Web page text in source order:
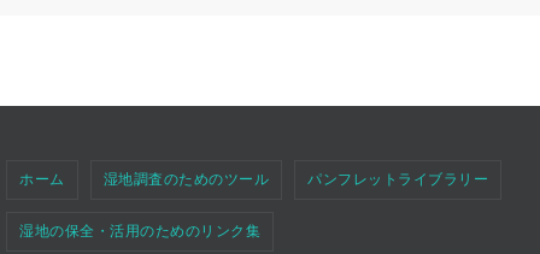
ホーム 湿地調査のためのツール パンフレットライブラリー
湿地の保全・活用のためのリンク集